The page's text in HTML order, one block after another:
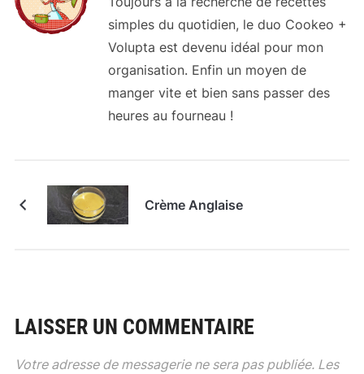
simples du quotidien, le duo Cookeo +
Volupta est devenu idéal pour mon
organisation. Enfin un moyen de
manger vite et bien sans passer des
heures au fourneau !
Crème Anglaise
LAISSER UN COMMENTAIRE
Votre adresse de messagerie ne sera pas publiée. Les